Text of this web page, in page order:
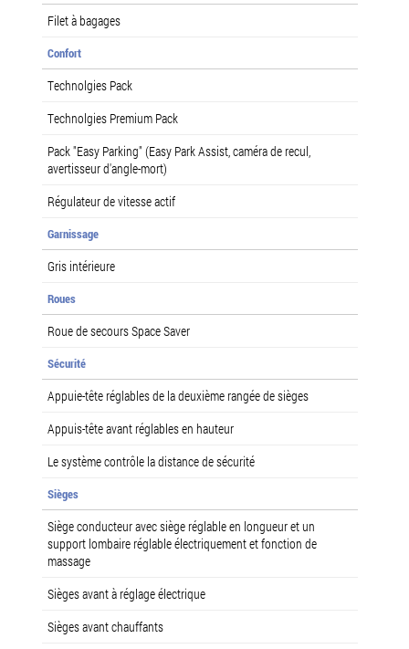
Filet à bagages
Confort
Technolgies Pack
Technolgies Premium Pack
Pack "Easy Parking" (Easy Park Assist, caméra de recul,
avertisseur d'angle-mort)
Régulateur de vitesse actif
Garnissage
Gris intérieure
Roues
Roue de secours Space Saver
Sécurité
Appuie-tête réglables de la deuxième rangée de sièges
Appuis-tête avant réglables en hauteur
Le système contrôle la distance de sécurité
Sièges
Siège conducteur avec siège réglable en longueur et un
support lombaire réglable électriquement et fonction de
massage
Sièges avant à réglage électrique
Sièges avant chauffants